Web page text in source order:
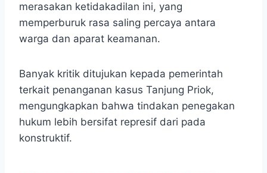
merasakan ketidakadilan ini, yang
memperburuk rasa saling percaya antara
warga dan aparat keamanan.
Banyak kritik ditujukan kepada pemerintah
terkait penanganan kasus Tanjung Priok,
mengungkapkan bahwa tindakan penegakan
hukum lebih bersifat represif dari pada
konstruktif.